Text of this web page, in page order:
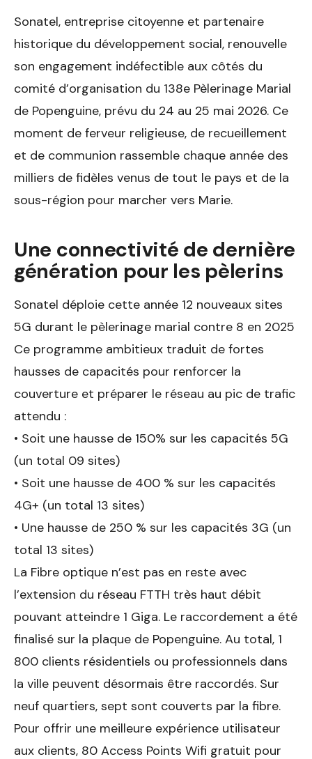
Sonatel, entreprise citoyenne et partenaire
historique du développement social, renouvelle
son engagement indéfectible aux côtés du
comité d’organisation du 138e Pèlerinage Marial
de Popenguine, prévu du 24 au 25 mai 2026. Ce
moment de ferveur religieuse, de recueillement
et de communion rassemble chaque année des
milliers de fidèles venus de tout le pays et de la
sous-région pour marcher vers Marie.
Une connectivité de dernière
génération pour les pèlerins
Sonatel déploie cette année 12 nouveaux sites
5G durant le pèlerinage marial contre 8 en 2025
Ce programme ambitieux traduit de fortes
hausses de capacités pour renforcer la
couverture et préparer le réseau au pic de trafic
attendu :
•⁠ ⁠Soit une hausse de 150% sur les capacités 5G
(un total 09 sites)
•⁠ ⁠Soit une hausse de 400 % sur les capacités
4G+ (un total 13 sites)
•⁠ ⁠Une hausse de 250 % sur les capacités 3G (un
total 13 sites)
La Fibre optique n’est pas en reste avec
l’extension du réseau FTTH très haut débit
pouvant atteindre 1 Giga. Le raccordement a été
finalisé sur la plaque de Popenguine. Au total, 1
800 clients résidentiels ou professionnels dans
la ville peuvent désormais être raccordés. Sur
neuf quartiers, sept sont couverts par la fibre.
Pour offrir une meilleure expérience utilisateur
aux clients, 80 Access Points Wifi gratuit pour